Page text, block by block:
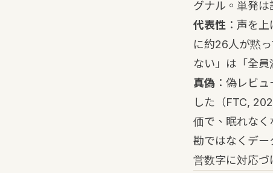
グナル。単発は
代表性 ：声を
に約26人が黙
ない」は「全
真偽 ：偽レビ
した（FTC,
価で、眠れなく
勘ではなくデー
営数字に対応づ